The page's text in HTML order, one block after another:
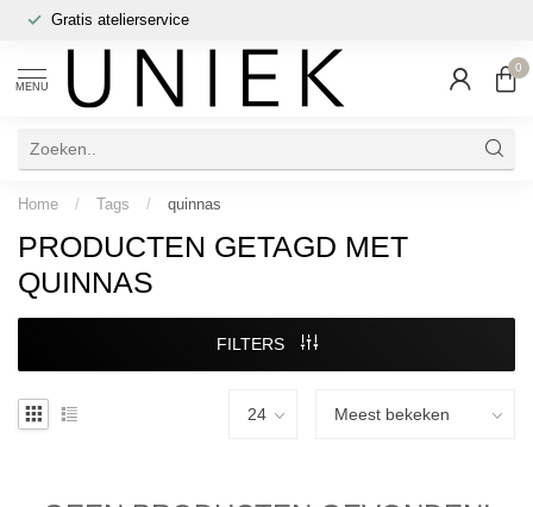
Gratis atelierservice
MENU
0
Home / Tags / quinnas
PRODUCTEN GETAGD MET
QUINNAS
FILTERS